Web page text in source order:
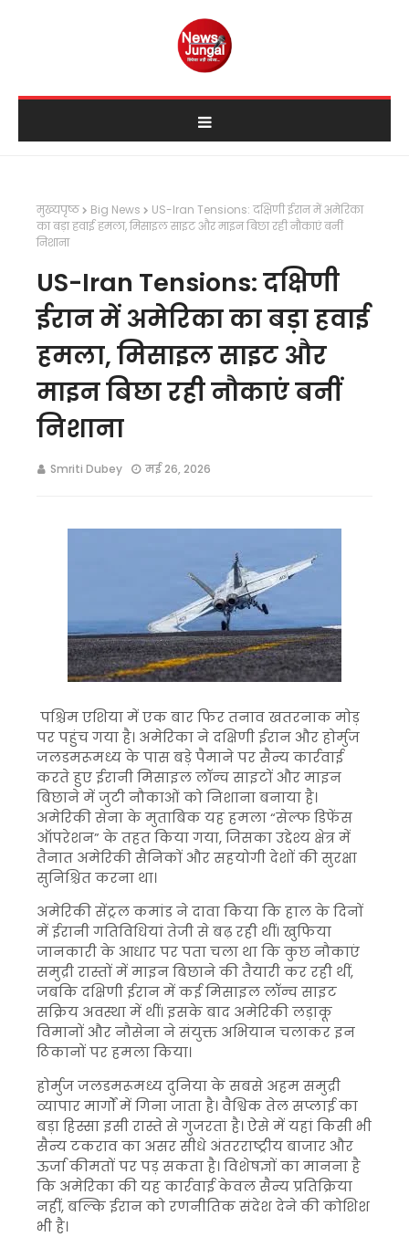
मुख्यपृष्ठ Big News
US-Iran Tensions: दक्षिणी ईरान में अमेरिका
का बड़ा हवाई हमला, मिसाइल साइट और माइन बिछा रही नौकाएं बनीं
निशाना
US-Iran Tensions: दक्षिणी
ईरान में अमेरिका का बड़ा हवाई
हमला, मिसाइल साइट और
माइन बिछा रही नौकाएं बनीं
निशाना
Smriti Dubey मई 26, 2026
पश्चिम एशिया में एक बार फिर तनाव खतरनाक मोड़
पर पहुंच गया है। अमेरिका ने दक्षिणी ईरान और होर्मुज
जलडमरूमध्य के पास बड़े पैमाने पर सैन्य कार्रवाई
करते हुए ईरानी मिसाइल लॉन्च साइटों और माइन
बिछाने में जुटी नौकाओं को निशाना बनाया है।
अमेरिकी सेना के मुताबिक यह हमला “सेल्फ डिफेंस
ऑपरेशन” के तहत किया गया, जिसका उद्देश्य क्षेत्र में
तैनात अमेरिकी सैनिकों और सहयोगी देशों की सुरक्षा
सुनिश्चित करना था।
अमेरिकी सेंट्रल कमांड ने दावा किया कि हाल के दिनों
में ईरानी गतिविधियां तेजी से बढ़ रही थीं। खुफिया
जानकारी के आधार पर पता चला था कि कुछ नौकाएं
समुद्री रास्तों में माइन बिछाने की तैयारी कर रही थीं,
जबकि दक्षिणी ईरान में कई मिसाइल लॉन्च साइट
सक्रिय अवस्था में थीं। इसके बाद अमेरिकी लड़ाकू
विमानों और नौसेना ने संयुक्त अभियान चलाकर इन
ठिकानों पर हमला किया।
होर्मुज जलडमरूमध्य दुनिया के सबसे अहम समुद्री
व्यापार मार्गों में गिना जाता है। वैश्विक तेल सप्लाई का
बड़ा हिस्सा इसी रास्ते से गुजरता है। ऐसे में यहां किसी भी
सैन्य टकराव का असर सीधे अंतरराष्ट्रीय बाजार और
ऊर्जा कीमतों पर पड़ सकता है। विशेषज्ञों का मानना है
कि अमेरिका की यह कार्रवाई केवल सैन्य प्रतिक्रिया
नहीं, बल्कि ईरान को रणनीतिक संदेश देने की कोशिश
भी है।